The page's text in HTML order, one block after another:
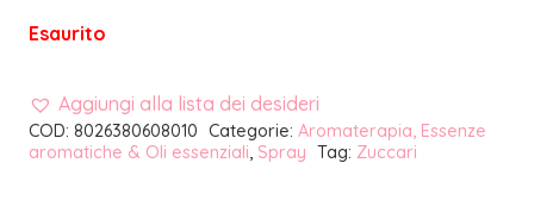
Esaurito
Aggiungi alla lista dei desideri
COD: 8026380608010 Categorie: Aromaterapia, Essenze
aromatiche & Oli essenziali Spray Tag: Zuccari